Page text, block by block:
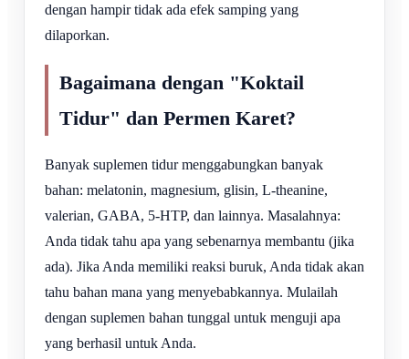
dengan hampir tidak ada efek samping yang
dilaporkan.
Bagaimana dengan "Koktail
Tidur" dan Permen Karet?
Banyak suplemen tidur menggabungkan banyak
bahan: melatonin, magnesium, glisin, L-theanine,
valerian, GABA, 5-HTP, dan lainnya. Masalahnya:
Anda tidak tahu apa yang sebenarnya membantu (jika
ada). Jika Anda memiliki reaksi buruk, Anda tidak akan
tahu bahan mana yang menyebabkannya. Mulailah
dengan suplemen bahan tunggal untuk menguji apa
yang berhasil untuk Anda.